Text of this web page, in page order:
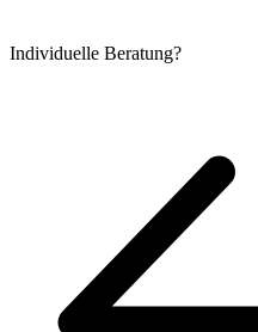
Individuelle Beratung?